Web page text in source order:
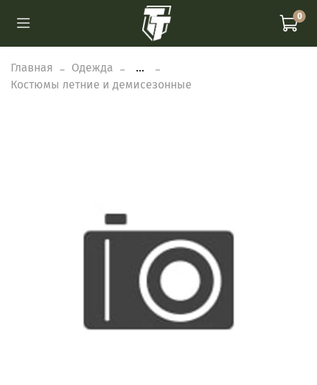
0
Главная Одежда
...
Костюмы летние и демисезонные